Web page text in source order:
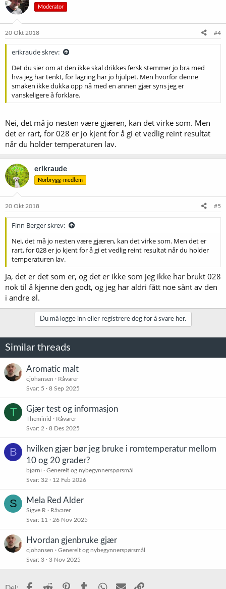
Moderator
20 Okt 2018 #4
erikraude skrev:
Det du sier om at den ikke skal drikkes fersk stemmer jo bra med
hva jeg har tenkt, for lagring har jo hjulpet. Men hvorfor denne
smaken ikke dukka opp nå med en annen gjær syns jeg er
vanskeligere å forklare.
Nei, det må jo nesten være gjæren, kan det virke som. Men
det er rart, for 028 er jo kjent for å gi et vedlig reint resultat
når du holder temperaturen lav.
erikraude
Norbrygg-medlem
20 Okt 2018 #5
Finn Berger skrev:
Nei, det må jo nesten være gjæren, kan det virke som. Men det er
rart, for 028 er jo kjent for å gi et vedlig reint resultat når du holder
temperaturen lav.
Ja, det er det som er, og det er ikke som jeg ikke har brukt 028
nok til å kjenne den godt, og jeg har aldri fått noe sånt av den
i andre øl.
Du må logge inn eller registrere deg for å svare her.
Similar threads
Aromatic malt
cjohansen
Råvarer
Svar 5 8 Sep 2025
T Gjær test og informasjon
Theminid
Råvarer
Svar 2 8 Des 2025
B
hvilken gjær bør jeg bruke i romtemperatur mellom
10 og 20 grader?
bjørni
Generelt og nybegynnerspørsmål
Svar 32 12 Feb 2026
S Mela Red Alder
Sigve R
Råvarer
Svar 11 26 Nov 2025
Hvordan gjenbruke gjær
cjohansen
Generelt og nybegynnerspørsmål
Svar 3 3 Nov 2025
Facebook
Reddit PinterestTumblr WhatsApp
E-post